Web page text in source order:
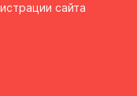
сайта